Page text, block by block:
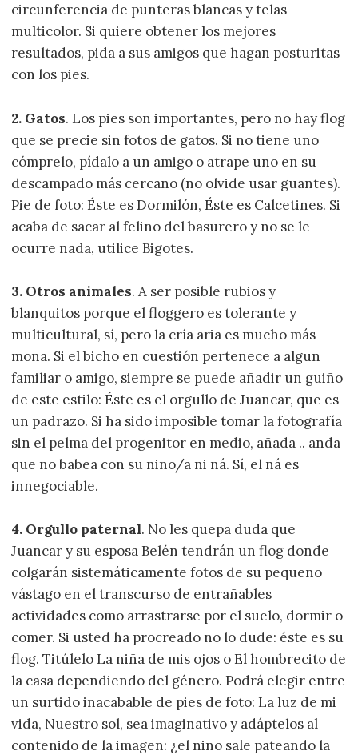
circunferencia de punteras blancas y telas
multicolor. Si quiere obtener los mejores
resultados, pida a sus amigos que hagan posturitas
con los pies.
2. Gatos. Los pies son importantes, pero no hay flog
que se precie sin fotos de gatos. Si no tiene uno
cómprelo, pídalo a un amigo o atrape uno en su
descampado más cercano (no olvide usar guantes).
Pie de foto: Éste es Dormilón, Éste es Calcetines. Si
acaba de sacar al felino del basurero y no se le
ocurre nada, utilice Bigotes.
3. Otros animales. A ser posible rubios y
blanquitos porque el floggero es tolerante y
multicultural, sí, pero la cría aria es mucho más
mona. Si el bicho en cuestión pertenece a algun
familiar o amigo, siempre se puede añadir un guiño
de este estilo: Éste es el orgullo de Juancar, que es
un padrazo. Si ha sido imposible tomar la fotografía
sin el pelma del progenitor en medio, añada .. anda
que no babea con su niño/a ni ná. Sí, el ná es
innegociable.
4. Orgullo paternal. No les quepa duda que
Juancar y su esposa Belén tendrán un flog donde
colgarán sistemáticamente fotos de su pequeño
vástago en el transcurso de entrañables
actividades como arrastrarse por el suelo, dormir o
comer. Si usted ha procreado no lo dude: éste es su
flog. Titúlelo La niña de mis ojos o El hombrecito de
la casa dependiendo del género. Podrá elegir entre
un surtido inacabable de pies de foto: La luz de mi
vida, Nuestro sol, sea imaginativo y adáptelos al
contenido de la imagen: ¿el niño sale pateando la